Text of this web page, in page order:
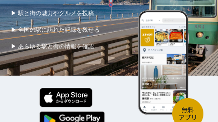
▶ 駅と街の魅力やグルメを投稿
▶ 全国の駅に訪れた記録を残せる
▶ あらゆる駅と街の情報を確認